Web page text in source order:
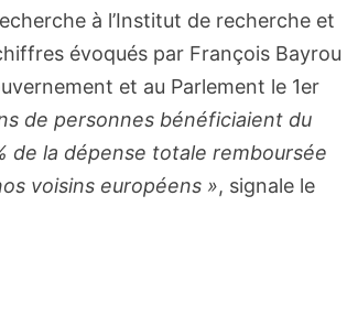
à l’Institut de recherche et
évoqués par François Bayrou
et au Parlement le 1er
de personnes bénéficiaient du
de la dépense totale remboursée
voisins européens », signale le